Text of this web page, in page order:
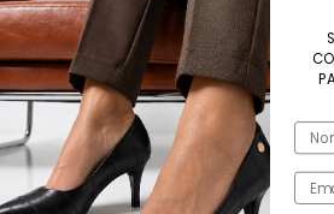
Métodos de pago
Email